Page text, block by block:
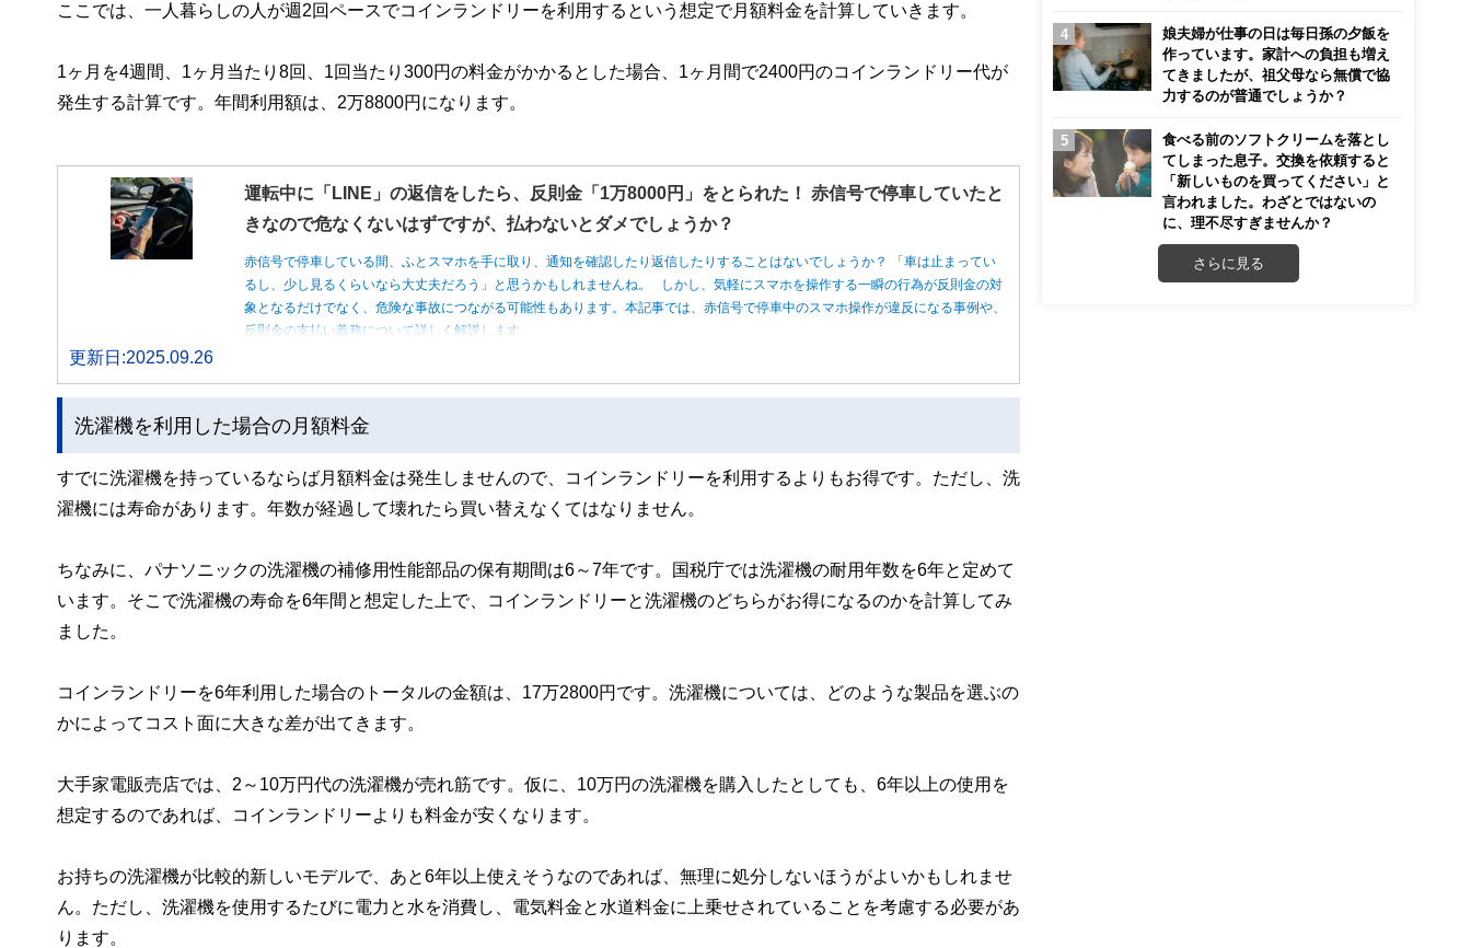
ここでは、一人暮らしの人が週2回ペースでコインランドリーを利用するという想定で月額料金を計算していきます。
1ヶ月を4週間、1ヶ月当たり8回、1回当たり300円の料金がかかるとした場合、1ヶ月間で2400円のコインランドリー代が
発生する計算です。年間利用額は、2万8800円になります。
運転中に「LINE」の返信をしたら、反則金「1万8000円」をとられた！ 赤信号で停車していたと
きなので危なくないはずですが、払わないとダメでしょうか？
赤信号で停車している間、ふとスマホを手に取り、通知を確認したり返信したりすることはないでしょうか？ 「車は止まってい
るし、少し見るくらいなら大丈夫だろう」と思うかもしれませんね。 しかし、気軽にスマホを操作する一瞬の行為が反則金の対
象となるだけでなく、危険な事故につながる可能性もあります。本記事では、赤信号で停車中のスマホ操作が違反になる事例や、
反則金の支払い義務について詳しく解説します。
更新日:2025.09.26
洗濯機を利用した場合の月額料金
すでに洗濯機を持っているならば月額料金は発生しませんので、コインランドリーを利用するよりもお得です。ただし、洗
濯機には寿命があります。年数が経過して壊れたら買い替えなくてはなりません。
ちなみに、パナソニックの洗濯機の補修用性能部品の保有期間は6～7年です。国税庁では洗濯機の耐用年数を6年と定めて
います。そこで洗濯機の寿命を6年間と想定した上で、コインランドリーと洗濯機のどちらがお得になるのかを計算してみ
ました。
コインランドリーを6年利用した場合のトータルの金額は、17万2800円です。洗濯機については、どのような製品を選ぶの
かによってコスト面に大きな差が出てきます。
大手家電販売店では、2～10万円代の洗濯機が売れ筋です。仮に、10万円の洗濯機を購入したとしても、6年以上の使用を
想定するのであれば、コインランドリーよりも料金が安くなります。
お持ちの洗濯機が比較的新しいモデルで、あと6年以上使えそうなのであれば、無理に処分しないほうがよいかもしれませ
ん。ただし、洗濯機を使用するたびに電力と水を消費し、電気料金と水道料金に上乗せされていることを考慮する必要があ
ります。
娘夫婦が仕事の日は毎日孫の夕飯を
作っています。家計への負担も増え
てきましたが、祖父母なら無償で協
力するのが普通でしょうか？
食べる前のソフトクリームを落とし
てしまった息子。交換を依頼すると
「新しいものを買ってください」と
言われました。わざとではないの
に、理不尽すぎませんか？
さらに見る